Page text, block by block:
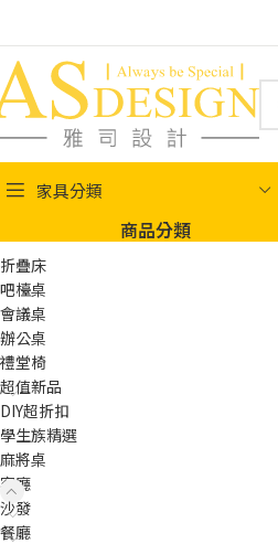
家具分類
商品分類
折疊床
吧檯桌
會議桌
辦公桌
禮堂椅
超值新品
DIY超折扣
學生族精選
麻將桌
客廳
沙發
餐廳